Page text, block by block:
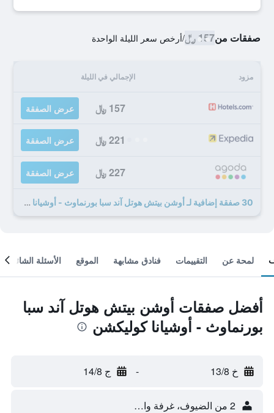
صفقات من157 ﷼ /أرخص سعر الليلة الواحدة
مزود الإجمالي في الليلة
157 ﷼ عرض الصفقة
221 ﷼ عرض الصفقة
227 ﷼ عرض الصفقة
30 صفقة إضافية لـ أوشن بيتش هوتل آند سبا بورنماوث - أوشيانا كوليكشن
لمحة عن التقييمات فنادق مشابهة الموقع الأسئلة الشائعة
أفضل صفقات أوشن بيتش هوتل آند سبا
بورنماوث - أوشيانا كوليكشن
خ 13/8 - ج 14/8
2 من الضيوف، غرفة واحدة